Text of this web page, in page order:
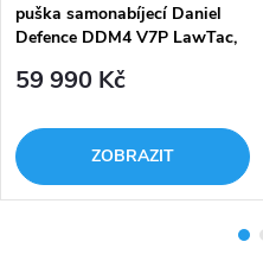
puška samonabíjecí Daniel
Defence DDM4 V7P LawTac,
MilSpec
59 990 Kč
ZOBRAZIT